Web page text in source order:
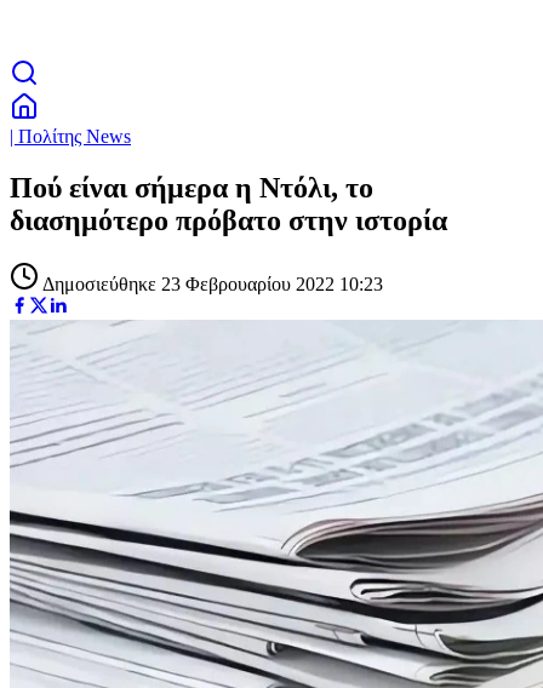
| Πολίτης News
Πού είναι σήμερα η Ντόλι, το
διασημότερο πρόβατο στην ιστορία
Δημοσιεύθηκε 23 Φεβρουαρίου 2022 10:23